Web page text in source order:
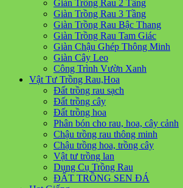
Giàn Trồng Rau 2 Tầng
Giàn Trồng Rau 3 Tầng
Giàn Trồng Rau Bậc Thang
Giàn Trồng Rau Tam Giác
Giàn Chậu Ghép Thông Minh
Giàn Cây Leo
Công Trình Vườn Xanh
Vật Tư Trồng Rau,Hoa
Đất trồng rau sạch
Đất trồng cây
Đất trồng hoa
Phân bón cho rau, hoa, cây cảnh
Chậu trồng rau thông minh
Chậu trồng hoa, trồng cây
Vật tư trồng lan
Dụng Cụ Trồng Rau
ĐẤT TRỒNG SEN ĐÁ